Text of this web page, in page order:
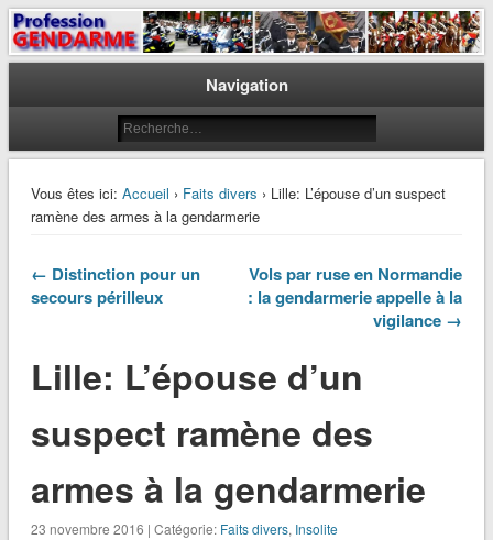
Profession Gendarme
Le journal des gendarmes
Navigation
Vous êtes ici: Accueil › Faits divers › Lille: L’épouse d’un suspect
ramène des armes à la gendarmerie
← Distinction pour un
secours périlleux
Vols par ruse en Normandie
: la gendarmerie appelle à la
vigilance →
Lille: L’épouse d’un
suspect ramène des
armes à la gendarmerie
23 novembre 2016 | Catégorie: Faits divers, Insolite